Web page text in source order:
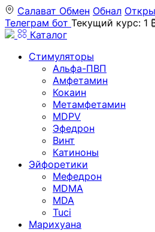
Салават Обмен Обнал
Телеграм бот Текущий курс: 1
Каталог
Стимуляторы
Альфа-ПВП
Амфетамин
Кокаин
Метамфетамин
MDPV
Эфедрон
Винт
Катиноны
Эйфоретики
Мефедрон
MDMA
MDA
Tuci
Марихуана